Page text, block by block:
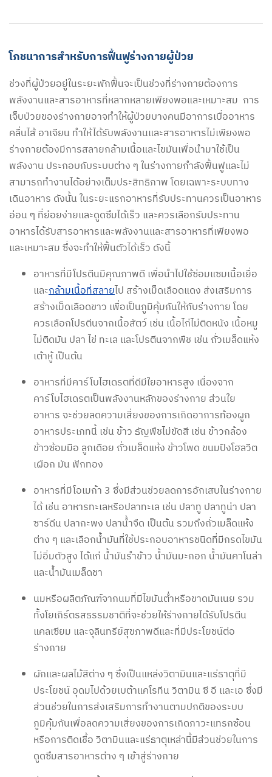
โภชนาการสำหรับการฟื้นฟูร่างกายผู้ป่วย
ช่วงที่ผู้ป่วยอยู่ในระยะพักฟื้นจะเป็นช่วงที่ร่างกายต้องการ
พลังงานและสารอาหารที่หลากหลายเพียงพอและเหมาะสม การ
เจ็บป่วยของร่างกายอาจทำให้ผู้ป่วยบางคนมีอาการเบื่ออาหาร
คลื่นไส้ อาเจียน ทำให้ได้รับพลังงานและสารอาหารไม่เพียงพอ
ร่างกายต้องมีการสลายกล้ามเนื้อและไขมันเพื่อนำมาใช้เป็น
พลังงาน ประกอบกับระบบต่าง ๆ ในร่างกายกำลังฟื้นฟูและไม่
สามารถทำงานได้อย่างเต็มประสิทธิภาพ โดยเฉพาะระบบทาง
เดินอาหาร ดังนั้น ในระยะแรกอาหารที่รับประทานควรเป็นอาหาร
อ่อน ๆ ที่ย่อยง่ายและดูดซึมได้เร็ว และควรเลือกรับประทาน
อาหารได้รับสารอาหารและพลังงานและสารอาหารที่เพียงพอ
และเหมาะสม ซึ่งจะทำให้ฟื้นตัวได้เร็ว ดังนี้
อาหารที่มีโปรตีนมีคุณภาพดี เพื่อนำไปใช้ซ่อมแซมเนื้อเยื่อ
และกล้ามเนื้อที่สลายไป สร้างเม็ดเลือดแดง ส่งเสริมการ
สร้างเม็ดเลือดขาว เพื่อเป็นภูมิคุ้มกันให้กับร่างกาย โดย
ควรเลือกโปรตีนจากเนื้อสัตว์ เช่น เนื้อไก่ไม่ติดหนัง เนื้อหมู
ไม่ติดมัน ปลา ไข่ ทะเล และโปรตีนจากพืช เช่น ถั่วเมล็ดแห้ง
เต้าหู้ เป็นต้น
อาหารที่มีคาร์โบไฮเดรตที่ดีมีใยอาหารสูง เนื่องจาก
คาร์โบไฮเดรตเป็นพลังงานหลักของร่างกาย ส่วนใย
อาหาร จะช่วยลดความเสี่ยงของการเกิดอาการท้องผูก
อาหารประเภทนี้ เช่น ข้าว ธัญพืชไม่ขัดสี เช่น ข้าวกล้อง
ข้าวซ้อมมือ ลูกเดือย ถั่วเมล็ดแห้ง ข้าวโพด ขนมปังโฮลวีต
เผือก มัน ฟักทอง
อาหารที่มีโอเมก้า 3 ซึ่งมีส่วนช่วยลดการอักเสบในร่างกาย
ได้ เช่น อาหารทะเลหรือปลาทะเล เช่น ปลาทู ปลาทูน่า ปลา
ซาร์ดีน ปลากะพง ปลาน้ำจืด เป็นต้น รวมถึงถั่วเมล็ดแห้ง
ต่าง ๆ และเลือกน้ำมันที่ใช้ประกอบอาหารชนิดที่มีกรดไขมัน
ไม่อิ่มตัวสูง ได้แก่ น้ำมันรำข้าว น้ำมันมะกอก น้ำมันคาโนล่า
และน้ำมันเมล็ดชา
นมหรือผลิตภัณฑ์จากนมที่มีไขมันต่ำหรือขาดมันเนย รวม
ทั้งโยเกิร์ตรสธรรมชาติที่จะช่วยให้ร่างกายได้รับโปรตีน
แคลเซียม และจุลินทรีย์สุขภาพดีและที่มีประโยชน์ต่อ
ร่างกาย
ผักและผลไม้สีต่าง ๆ ซึ่งเป็นแหล่งวิตามินและแร่ธาตุที่มี
ประโยชน์ อุดมไปด้วยเบต้าแคโรทีน วิตามิน ซี อี และเอ ซึ่งมี
ส่วนช่วยในการส่งเสริมการทำงานตามปกติของระบบ
ภูมิคุ้มกันเพื่อลดความเสี่ยงของการเกิดภาวะแทรกซ้อน
หรือการติดเชื้อ วิตามินและแร่ธาตุเหล่านี้มีส่วนช่วยในการ
ดูดซึมสารอาหารต่าง ๆ เข้าสู่ร่างกาย